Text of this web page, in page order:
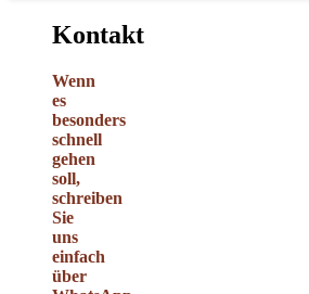
Kontakt
Wenn
es
besonders
schnell
gehen
soll,
schreiben
Sie
uns
einfach
über